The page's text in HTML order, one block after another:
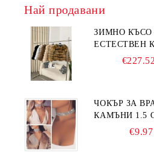
Най продавани
ЗИМНО
ЕСТЕСТВЕН
€227.52
ЧОКЪР ЗА
КАМЪНИ 1.5
€9.97